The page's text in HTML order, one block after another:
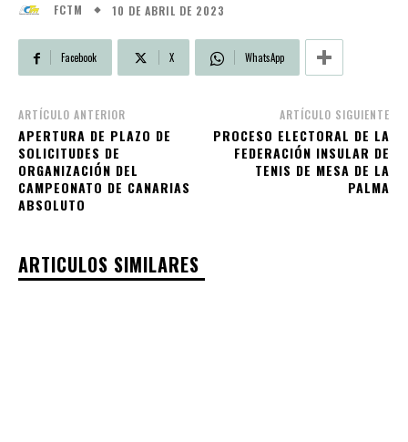
FCTM 10 DE ABRIL DE 2023
Facebook X WhatsApp
ARTÍCULO ANTERIOR
APERTURA DE PLAZO DE
SOLICITUDES DE
ORGANIZACIÓN DEL
CAMPEONATO DE CANARIAS
ABSOLUTO
ARTÍCULO SIGUIENTE
PROCESO ELECTORAL DE LA
FEDERACIÓN INSULAR DE
TENIS DE MESA DE LA
PALMA
ARTICULOS SIMILARES